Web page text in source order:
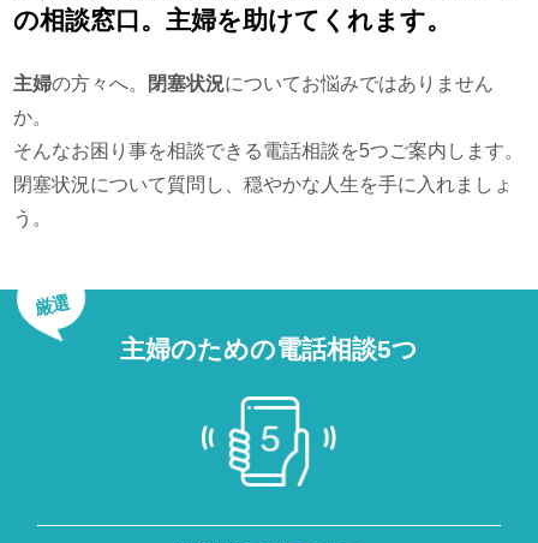
の相談窓口。主婦を助けてくれます。
主婦の方々へ。 閉塞状況についてお悩みではありません
か。
そんなお困り事を相談できる電話相談を5つご案内します。
閉塞状況について質問し、穏やかな人生を手に入れましょ
う。
厳選
主婦のための電話相談5つ